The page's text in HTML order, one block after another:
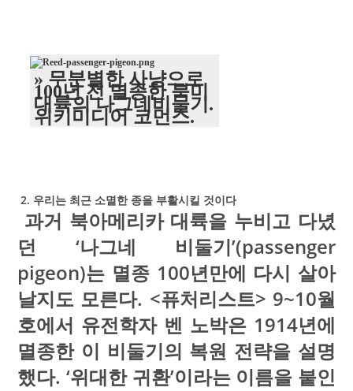
» 무분별한 사냥으로
100년 전 멸종한 북미
대륙의 나그네비둘기.
위키미디어 코먼스.
2. 우리는 최근 소멸한 종을 부활시킬 것이다
과거 북아메리카 대륙을 누비고 다녔
던 ‘나그네 비둘기’(passenger
pigeon)는 멸종 100년만에 다시 살아
날지도 모른다. <퓨처리스트> 9~10월
호에서 유전학자 벤 노박은 1914년에
멸종한 이 비둘기의 복원 전략을 설명
했다. ‘위대한 귀환’이라는 이름을 붙인